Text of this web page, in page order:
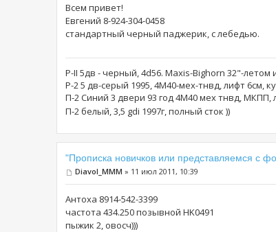
Всем привет!
Евгений 8-924-304-0458
стандартный черный паджерик, с лебедью.
P-II 5дв - черный, 4d56. Maxis-Bighorn 32"-
Р-2 5 дв-серый 1995, 4М40-мех-тнвд, лифт 6см,
П-2 Синий 3 двери 93 год 4М40 мех тнвд, МКПП,
П-2 белый, 3,5 gdi 1997г, полный сток ))
"Прописка новичков или представляемся с
Diavol_MMM » 11 июл 2011, 10:39
Антоха 8914-542-3399
частота 434.250 позывной HK0491
пыжик 2, овосч)))